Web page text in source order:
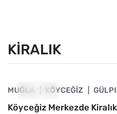
KIRALIK
KIRALIK
MUĞLA KÖYCEĞIZ
Köyceğiz Merkezde